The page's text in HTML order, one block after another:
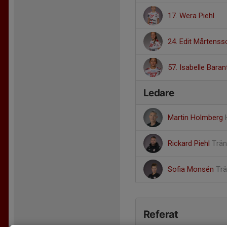
17. Wera Piehl
24. Edit
57. Isabelle
Ledare
Martin Holmberg
Rickard Piehl
Sofia Monsén
Referat